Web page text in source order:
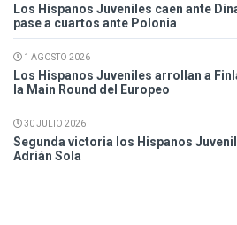
Los Hispanos Juveniles caen ante
pase a cuartos ante Polonia
1 AGOSTO 2026
Los Hispanos Juveniles arrollan a
la Main Round del Europeo
30 JULIO 2026
Segunda victoria los Hispanos
Adrián Sola